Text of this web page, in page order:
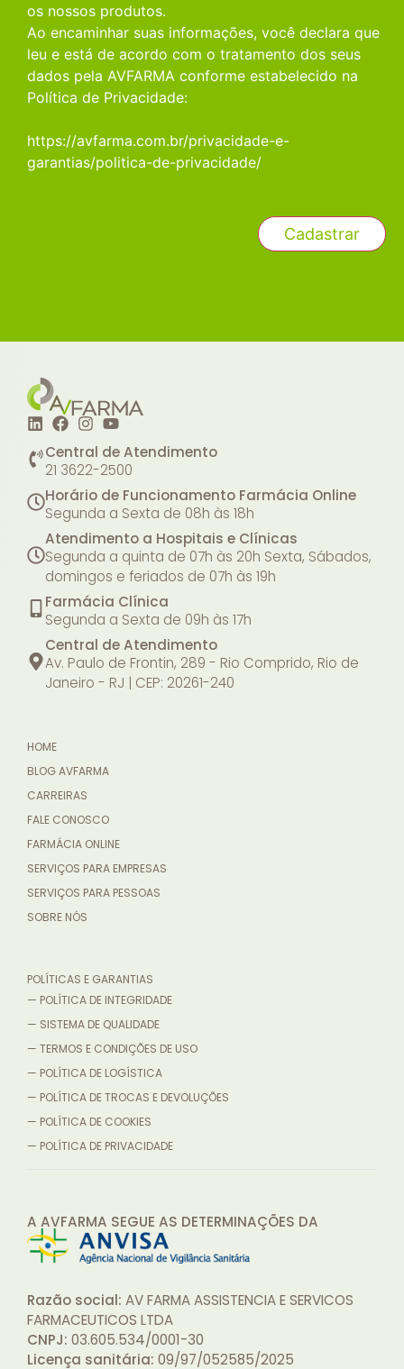
os nossos produtos.
Ao encaminhar suas informações, você declara que
leu e está de acordo com o tratamento dos seus
dados pela AVFARMA conforme estabelecido na
Política de Privacidade:
https://avfarma.com.br/privacidade-e-
garantias/politica-de-privacidade/
Central de Atendimento
21 3622-2500
Horário de Funcionamento Farmácia Online
Segunda a Sexta de 08h às 18h
Atendimento a Hospitais e Clínicas
Segunda a quinta de 07h às 20h Sexta, Sábados,
domingos e feriados de 07h às 19h
Farmácia Clínica
Segunda a Sexta de 09h às 17h
Central de Atendimento
Av. Paulo de Frontin, 289 - Rio Comprido, Rio de
Janeiro - RJ | CEP: 20261-240
HOME
BLOG AVFARMA
CARREIRAS
FALE CONOSCO
FARMÁCIA ONLINE
SERVIÇOS PARA EMPRESAS
SERVIÇOS PARA PESSOAS
SOBRE NÓS
POLÍTICAS E GARANTIAS
— POLÍTICA DE INTEGRIDADE
— SISTEMA DE QUALIDADE
— TERMOS E CONDIÇÕES DE USO
— POLÍTICA DE LOGÍSTICA
— POLÍTICA DE TROCAS E DEVOLUÇÕES
— POLÍTICA DE COOKIES
— POLÍTICA DE PRIVACIDADE
A AVFARMA SEGUE AS DETERMINAÇÕES DA
Razão social: AV FARMA ASSISTENCIA E SERVICOS
FARMACEUTICOS LTDA
CNPJ: 03.605.534/0001-30
Licença sanitária: 09/97/052585/2025